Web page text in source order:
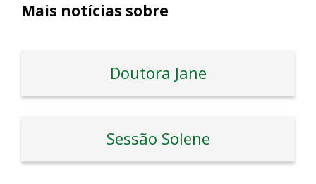
Mais notícias sobre
Doutora Jane
Sessão Solene